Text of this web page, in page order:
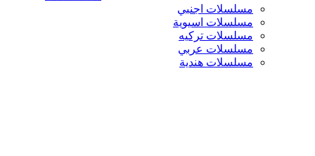
مسلسلات اجنبي
مسلسلات اسيوية
مسلسلات تركيه
مسلسلات عربي
مسلسلات هندية